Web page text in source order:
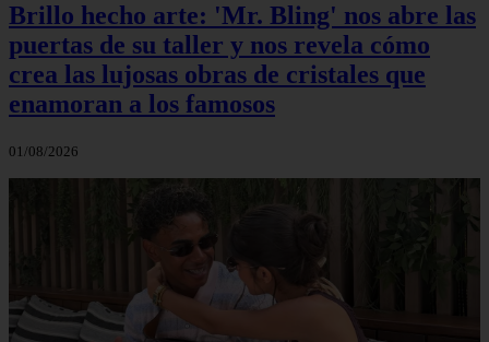
Brillo hecho arte: 'Mr. Bling' nos abre las
puertas de su taller y nos revela cómo
crea las lujosas obras de cristales que
enamoran a los famosos
01/08/2026